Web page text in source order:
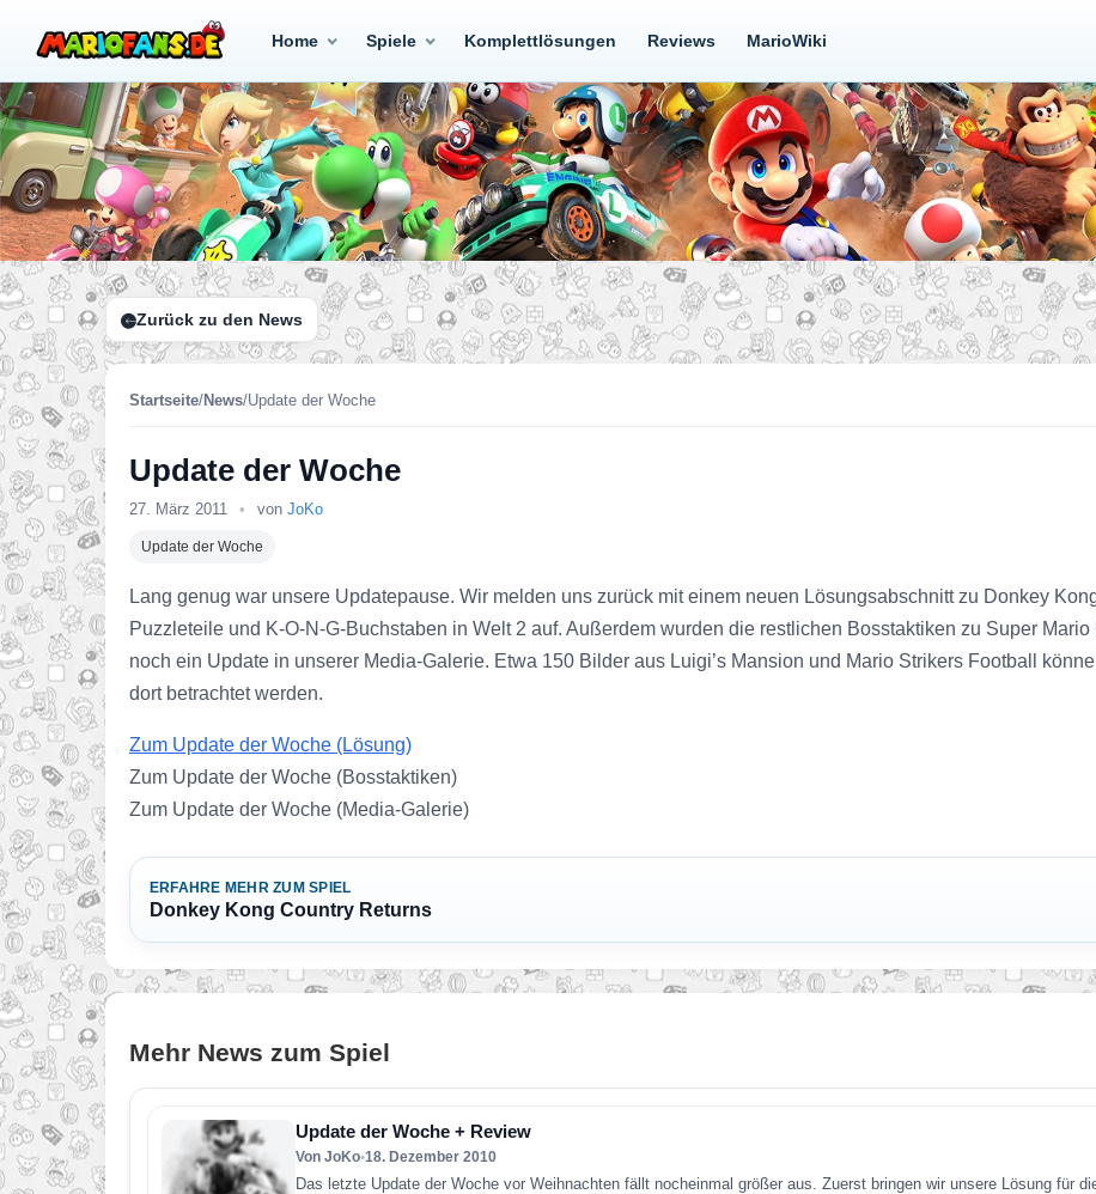
Home Spiele Komplettlösungen Reviews MarioWiki
Zurück zu den News
Startseite/News/Update der Woche
Update der Woche
27. März 2011 • von JoKo
Update der Woche
Lang genug war unsere Updatepause. Wir melden uns zurück mit einem neuen Lösungsabschnitt zu Donkey
Puzzleteile und K-O-N-G-Buchstaben in Welt 2 auf. Außerdem wurden die restlichen Bosstaktiken zu Super
noch ein Update in unserer Media-Galerie. Etwa 150 Bilder aus Luigi’s Mansion und Mario Strikers Football
dort betrachtet werden.
Zum Update der Woche (Lösung)
Zum Update der Woche (Bosstaktiken)
Zum Update der Woche (Media-Galerie)
ERFAHRE MEHR ZUM SPIEL
Donkey Kong Country Returns
Mehr News zum Spiel
Update der Woche + Review
Von JoKo•18. Dezember 2010
Das letzte Update der Woche vor Weihnachten fällt nocheinmal größer aus. Zuerst bringen wir unsere Lösung für